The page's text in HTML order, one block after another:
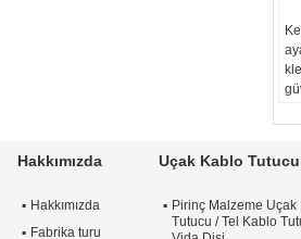
Hakkımızda
Hakkımızda
Fabrika turu
Uçak Kablo Tutucu
Pirinç Malzeme Uçak
Tutucu / Tel Kablo